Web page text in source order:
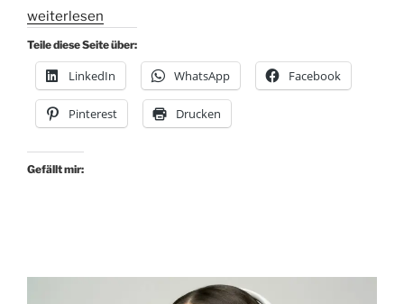
„Typ
Ampel
oder
Typ
Skateboard?“
weiterlesen
Teile diese Seite über:
LinkedIn WhatsApp Facebook
Pinterest Drucken
Gefällt mir: